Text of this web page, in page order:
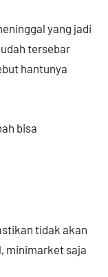
yang jadi
tersebar
hantunya
bisa
tidak akan
minimarket saja